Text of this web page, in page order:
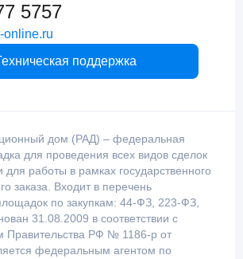
5757
online.ru
поддержка
дом (РАД) – федеральная
для проведения всех видов сделок
работы в рамках государственного
заказа. Входит в перечень
по закупкам: 44-ФЗ, 223-ФЗ,
31.08.2009 в соответствии с
Правительства РФ № 1186-р от
федеральным агентом по